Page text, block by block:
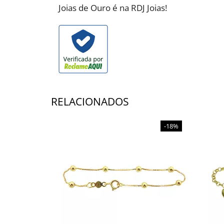
Joias de Ouro é na RDJ Joias!
RELACIONADOS
-18%